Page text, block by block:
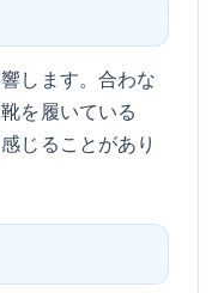
します。合わな
を履いている
じることがあり